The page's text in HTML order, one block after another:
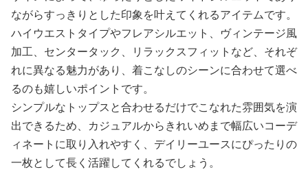
ながらすっきりとした印象を叶えてくれるアイテムです。
ハイウエストタイプやフレアシルエット、ヴィンテージ風
加工、センタータック、リラックスフィットなど、それぞ
れに異なる魅力があり、着こなしのシーンに合わせて選べ
るのも嬉しいポイントです。
シンプルなトップスと合わせるだけでこなれた雰囲気を演
出できるため、カジュアルからきれいめまで幅広いコーデ
ィネートに取り入れやすく、デイリーユースにぴったりの
一枚として長く活躍してくれるでしょう。